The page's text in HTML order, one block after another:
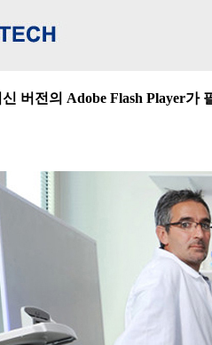
버전의 Adobe Flash Player가